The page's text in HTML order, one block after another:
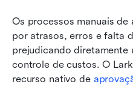
Os processos manuais
por atrasos, erros e falta
prejudicando diretamente
controle de custos. O
recurso nativo de